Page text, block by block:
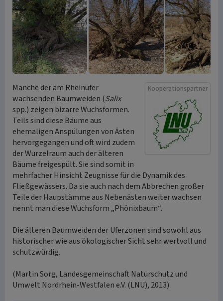
Kooperationspartner
Manche der am Rheinufer
wachsenden Baumweiden (Salix
spp.) zeigen bizarre Wuchsformen.
Teils sind diese Bäume aus
ehemaligen Anspülungen von Ästen
hervorgegangen und oft wird zudem
der Wurzelraum auch der älteren
Bäume freigespült. Sie sind somit in
mehrfacher Hinsicht Zeugnisse für die Dynamik des
Fließgewässers. Da sie auch nach dem Abbrechen großer
Teile der Haupstämme aus Nebenästen weiter wachsen
nennt man diese Wuchsform „Phönixbaum“.
Die älteren Baumweiden der Uferzonen sind sowohl aus
historischer wie aus ökologischer Sicht sehr wertvoll und
schutzwürdig.
(Martin Sorg, Landesgemeinschaft Naturschutz und
Umwelt Nordrhein-Westfalen e.V. (LNU), 2013)